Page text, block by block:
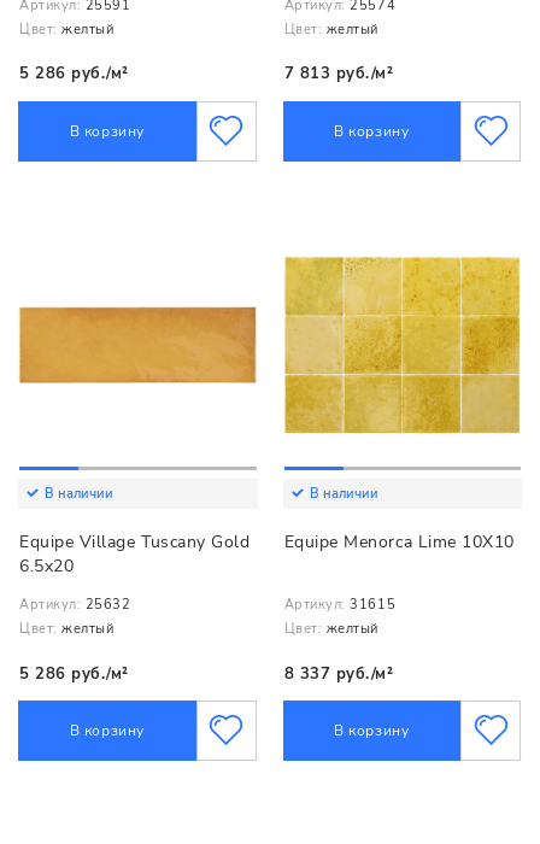
Артикул: 25591
Цвет: желтый
5 286 руб./м²
В корзину
Артикул: 25574
Цвет: желтый
7 813 руб./м²
В корзину
В наличии
Equipe Village Tuscany Gold
6.5x20
Артикул: 25632
Цвет: желтый
5 286 руб./м²
В корзину
В наличии
Equipe Menorca Lime 10X10
Артикул: 31615
Цвет: желтый
8 337 руб./м²
В корзину